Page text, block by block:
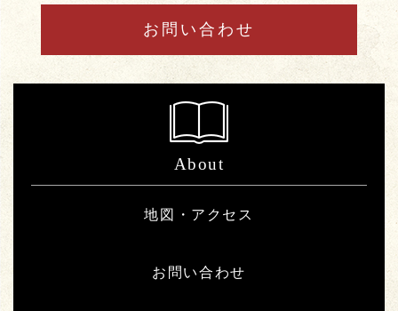
お問い合わせ
About
地図・アクセス
お問い合わせ